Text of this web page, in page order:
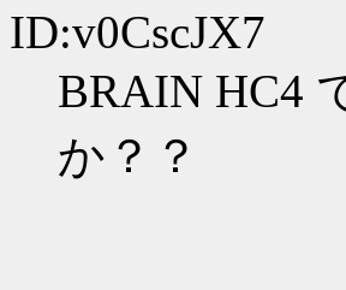
ID:v0CscJX7
BRAIN HC4
か？？